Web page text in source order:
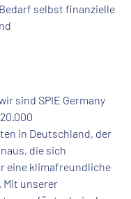
sind SPIE Germany
in Deutschland, der
die sich
eine klimafreundliche
Mit unserer
selbst finanzielle